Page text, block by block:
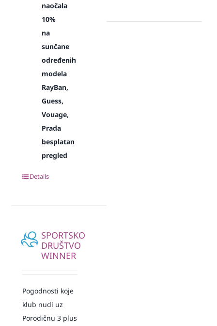
naočala
10%
na
sunčane
određenih
modela
RayBan,
Guess,
Vouage,
Prada
besplatan
pregled
Details
SPORTSKO
DRUŠTVO
WINNER
Pogodnosti koje
klub nudi uz
Porodičnu 3 plus